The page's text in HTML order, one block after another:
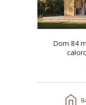
Dom 84